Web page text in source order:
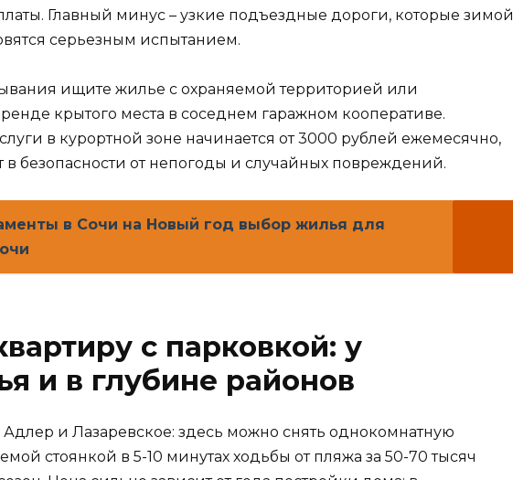
Главный минус – узкие подъездные дороги, которые зимой
серьезным испытанием.
ищите жилье с охраняемой территорией или
крытого места в соседнем гаражном кооперативе.
в курортной зоне начинается от 3000 рублей ежемесячно,
в безопасности от непогоды и случайных повреждений.
в Сочи на Новый год выбор жилья для
с парковкой: у
и в глубине районов
Адлер и Лазаревское: здесь можно снять однокомнатную
стоянкой в 5-10 минутах ходьбы от пляжа за 50-70 тысяч